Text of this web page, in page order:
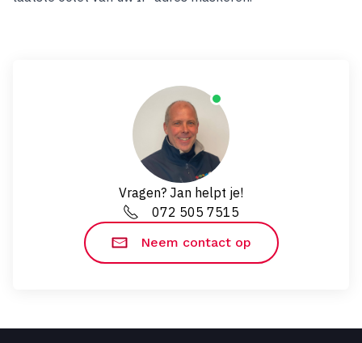
Vragen? Jan helpt je!
072 505 7515
Neem contact op